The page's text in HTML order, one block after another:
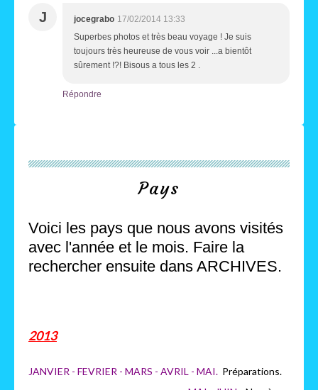
J jocegrabo 17/02/2014 13:33
Superbes photos et très beau voyage ! Je suis
toujours très heureuse de vous voir ...a bientôt
sûrement !?! Bisous a tous les 2 .
Répondre
Pays
Voici les pays que nous avons visités
avec l'année et le mois. Faire la
rechercher ensuite dans ARCHIVES.
2013
JANVIER - FEVRIER - MARS - AVRIL - MAI. Préparations.